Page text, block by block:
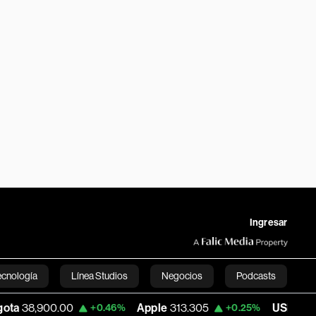
Ingresar
Línea Studios Negocios Podcasts
English
+0.46% Apple 313.305 +0.25% USD COP 3,159.60